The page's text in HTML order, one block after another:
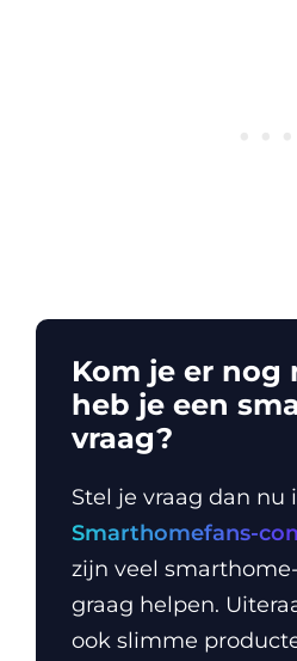
Kom je er nog
heb je een
vraag?
Stel je vraag dan nu
Smarthomefans-
zijn veel
graag helpen.
ook slimme